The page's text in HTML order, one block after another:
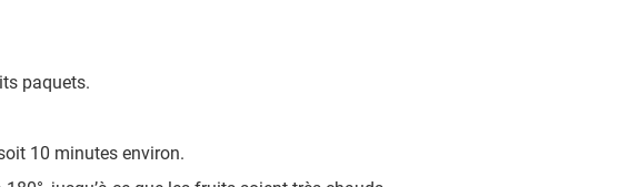
paquets.
10 minutes environ.